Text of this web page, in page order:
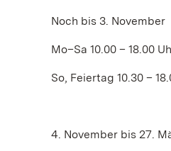
Noch bis 3. November
Mo–Sa 10.00 – 18.00
So, Feiertag 10.30 –
4. November bis 27.